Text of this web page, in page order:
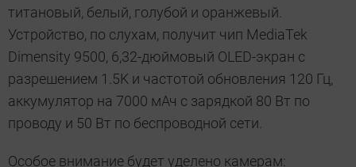
титановый, белый, голубой и оранжевый.
Устройство, по слухам, получит чип MediaTek
Dimensity 9500, 6,32-дюймовый OLED-экран с
разрешением 1.5K и частотой обновления 120 Гц,
аккумулятор на 7000 мАч с зарядкой 80 Вт по
проводу и 50 Вт по беспроводной сети.
Особое внимание будет уделено камерам: